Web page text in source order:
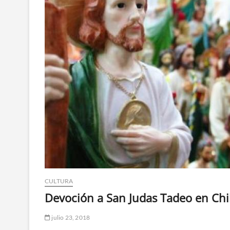
CULTURA
Devoción a San Judas Tadeo en
julio 23, 2018